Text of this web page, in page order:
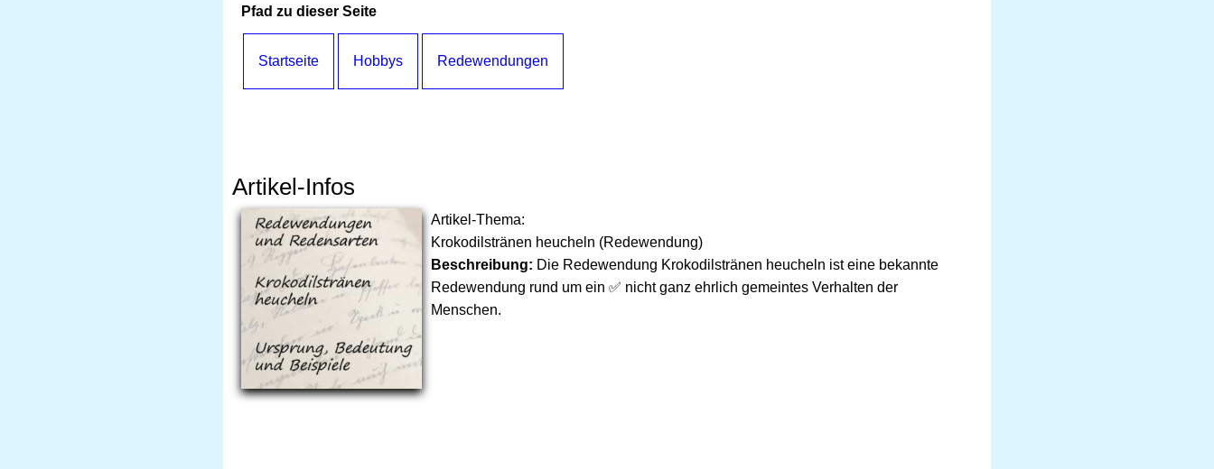
Pfad zu dieser Seite
Startseite Hobbys Redewendungen
Artikel-Infos
Artikel-Thema:
Krokodilstränen heucheln (Redewendung)
Beschreibung: Die Redewendung Krokodilstränen heucheln ist eine bekannte
Redewendung rund um ein ✅ nicht ganz ehrlich gemeintes Verhalten der
Menschen.